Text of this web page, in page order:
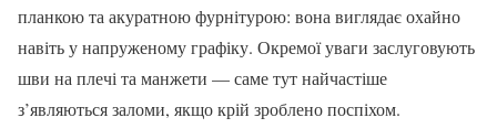
планкою та акуратною фурнітурою: вона виглядає охайно
навіть у напруженому графіку. Окремої уваги заслуговують
шви на плечі та манжети — саме тут найчастіше
з’являються заломи, якщо крій зроблено поспіхом.